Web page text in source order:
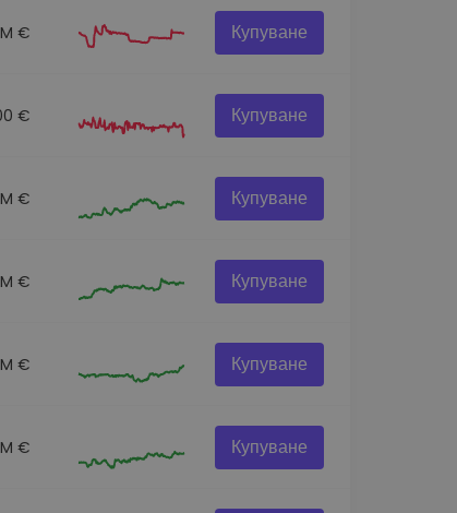
€ Купуване
€ Купуване
€ Купуване
€ Купуване
€ Купуване
€ Купуване